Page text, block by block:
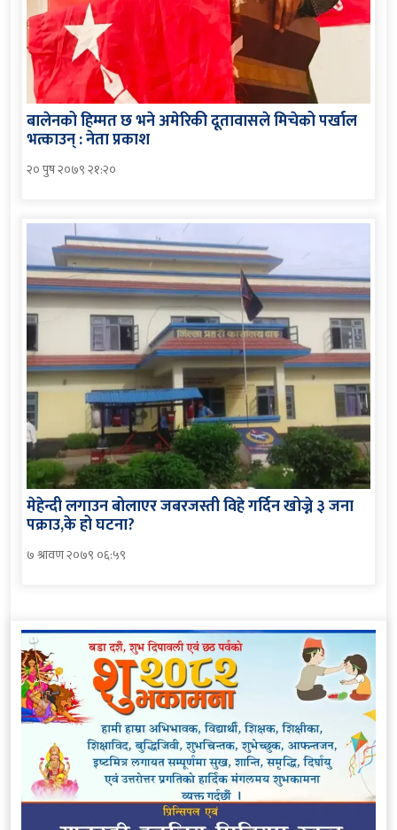
बालेनको हिम्मत छ भने अमेरिकी दूतावासले मिचेको पर्खाल
भत्काउन् : नेता प्रकाश
२० पुष २०७९ २१:२०
मेहेन्दी लगाउन बोलाएर जबरजस्ती विहे गर्दिन खोज्ने ३ जना
पक्राउ,के हो घटना?
७ श्रावण २०७९ ०६:५९